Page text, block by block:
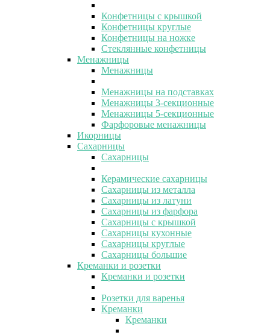
Конфетницы с крышкой
Конфетницы круглые
Конфетницы на ножке
Стеклянные конфетницы
Менажницы
Менажницы
Менажницы на подставках
Менажницы 3-секционные
Менажницы 5-секционные
Фарфоровые менажницы
Икорницы
Сахарницы
Сахарницы
Керамические сахарницы
Сахарницы из металла
Сахарницы из латуни
Сахарницы из фарфора
Сахарницы с крышкой
Сахарницы кухонные
Сахарницы круглые
Сахарницы большие
Креманки и розетки
Креманки и розетки
Розетки для варенья
Креманки
Креманки